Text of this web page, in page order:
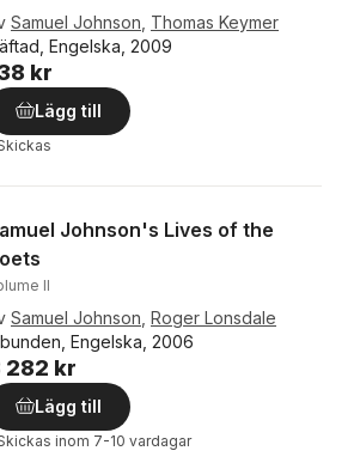
Samuel Johnson Thomas Keymer
Engelska, 2009
kr
Lägg till
Johnson's Lives of the
II
Samuel Johnson Roger Lonsdale
Engelska, 2006
282 kr
Lägg till
inom 7-10 vardagar